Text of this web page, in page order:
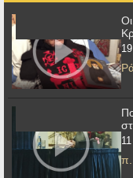
π.